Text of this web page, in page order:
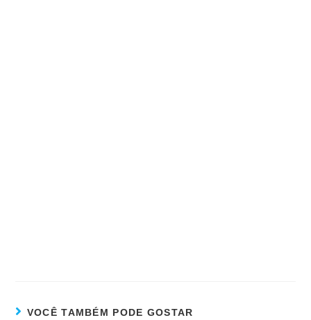
VOCÊ TAMBÉM PODE GOSTAR